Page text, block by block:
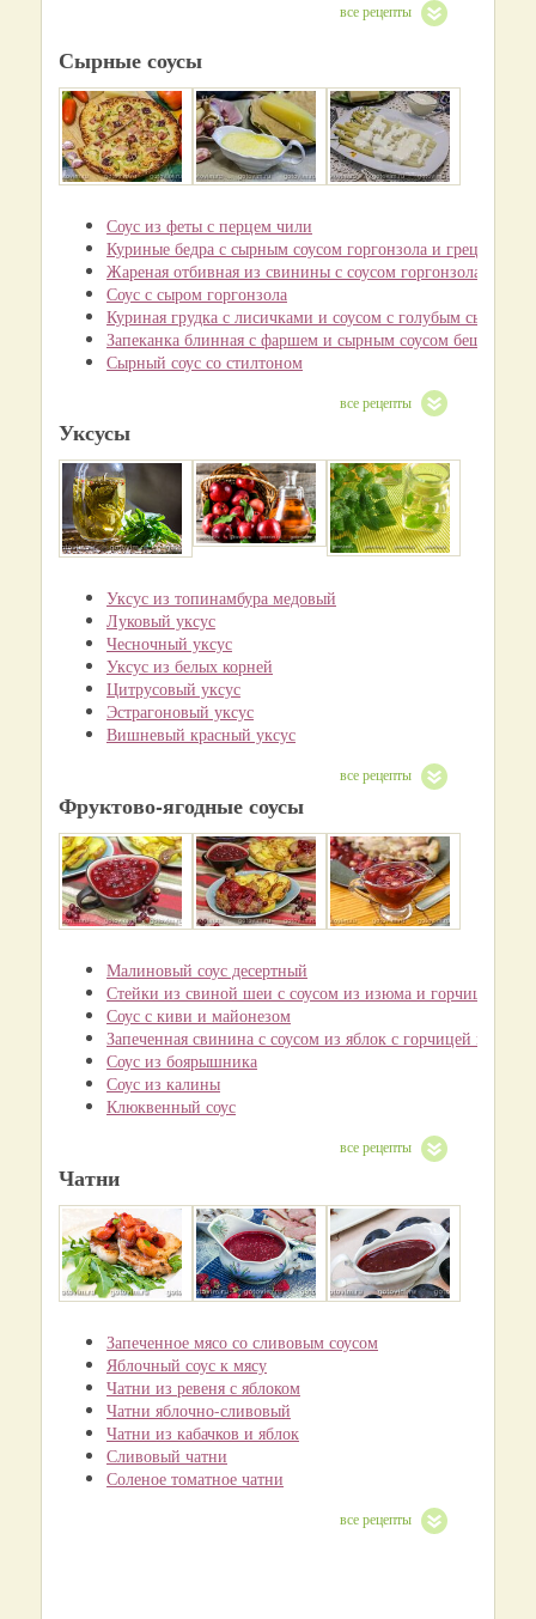
все рецепты
Сырные соусы
Соус из феты с перцем чили
Куриные бедра с сырным соусом горгонзола и грецкими
Жареная отбивная из свинины с соусом горгонзола
Соус с сыром горгонзола
Куриная грудка с лисичками и соусом с голубым сыром
Запеканка блинная с фаршем и сырным соусом бешамель
Сырный соус со стилтоном
все рецепты
Уксусы
Уксус из топинамбура медовый
Луковый уксус
Чесночный уксус
Уксус из белых корней
Цитрусовый уксус
Эстрагоновый уксус
Вишневый красный уксус
все рецепты
Фруктово-ягодные соусы
Малиновый соус десертный
Стейки из свиной шеи с соусом из изюма и горчицы
Соус с киви и майонезом
Запеченная свинина с соусом из яблок с горчицей и медом
Соус из боярышника
Соус из калины
Клюквенный соус
все рецепты
Чатни
Запеченное мясо со сливовым соусом
Яблочный соус к мясу
Чатни из ревеня с яблоком
Чатни яблочно-сливовый
Чатни из кабачков и яблок
Сливовый чатни
Соленое томатное чатни
все рецепты